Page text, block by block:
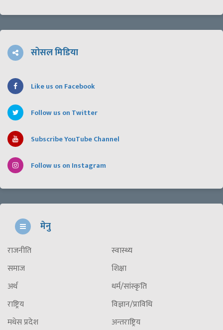
सोसल मिडिया
Like us on Facebook
Follow us on Twitter
Subscribe YouTube Channel
Follow us on Instagram
मेनु
राजनीति
समाज
अर्थ
राष्ट्रिय
मधेस प्रदेश
स्वास्थ्य
शिक्षा
धर्म/सांस्कृति
विज्ञान/प्राविधि
अन्तराष्ट्रिय